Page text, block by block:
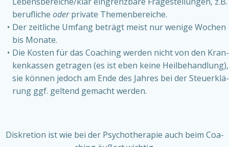
beruf­li­che oderpri­va­te The­men­be­rei­che.
Der zeit­li­che Umfang beträgt meist nur weni­ge Wochen
bis Mona­te.
Die Kos­ten für das Coa­ching wer­den nicht von den Kran­
ken­kas­sen getra­gen (es ist eben kei­ne Heil­be­hand­lung),
sie kön­nen jedoch am Ende des Jah­res bei der Steu­er­klä­
rung ggf. gel­tend gemacht wer­den.
Dis­kre­ti­on ist wie bei der Psy­cho­the­ra­pie auch beim Coa­